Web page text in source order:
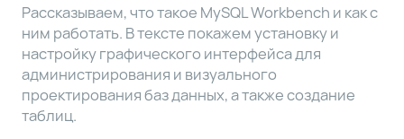
3
Создание
облачной
СУБД
MySQL
Рассказываем, что такое MySQL Workbench и как с
ним работать. В тексте покажем установку и
настройку графического интерфейса для
администрирования и визуального
проектирования баз данных, а также создание
таблиц.